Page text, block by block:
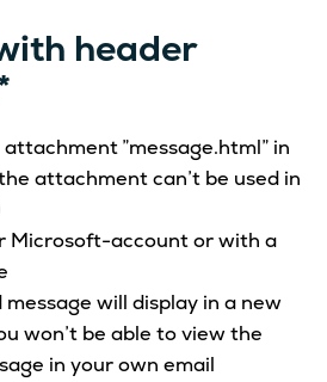
header
”message.html” in
attachment can’t be used in
Microsoft-account or with a
will display in a new
won’t be able to view the
in your own email